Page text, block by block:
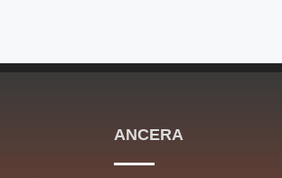
ANCERA